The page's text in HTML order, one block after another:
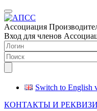
Меню
Ассоциация
Вход для членов
Switch to English
КОНТАКТЫ И